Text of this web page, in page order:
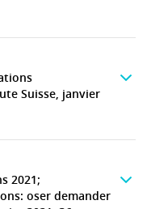
Suisse, janvier
2021;
oser demander